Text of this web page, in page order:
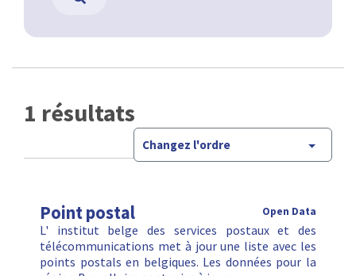
1 résultats
Changez l'ordre
Point postal Open Data
L' institut belge des services postaux et des
télécommunications met à jour une liste avec les
points postals en belgiques. Les données pour la